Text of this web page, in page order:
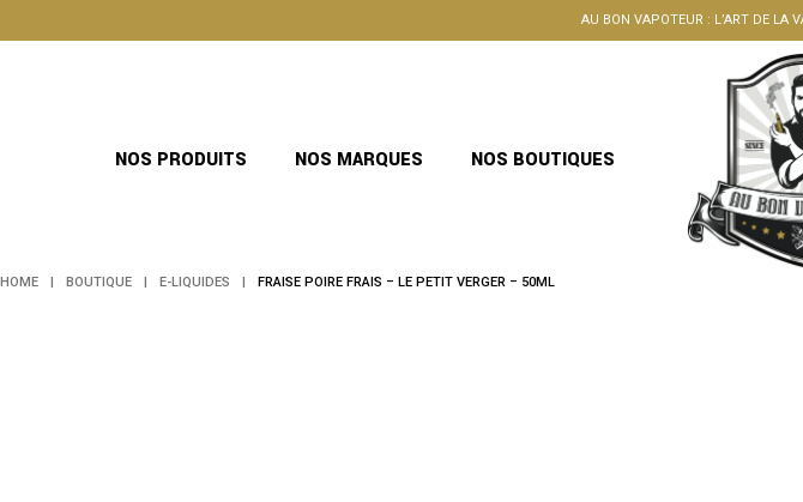
AU BON VAPOTEUR : L’ART DE LA
NOS PRODUITS NOS MARQUES NOS BOUTIQUES
HOME BOUTIQUE E-LIQUIDES FRAISE POIRE FRAIS – LE PETIT VERGER – 50ML